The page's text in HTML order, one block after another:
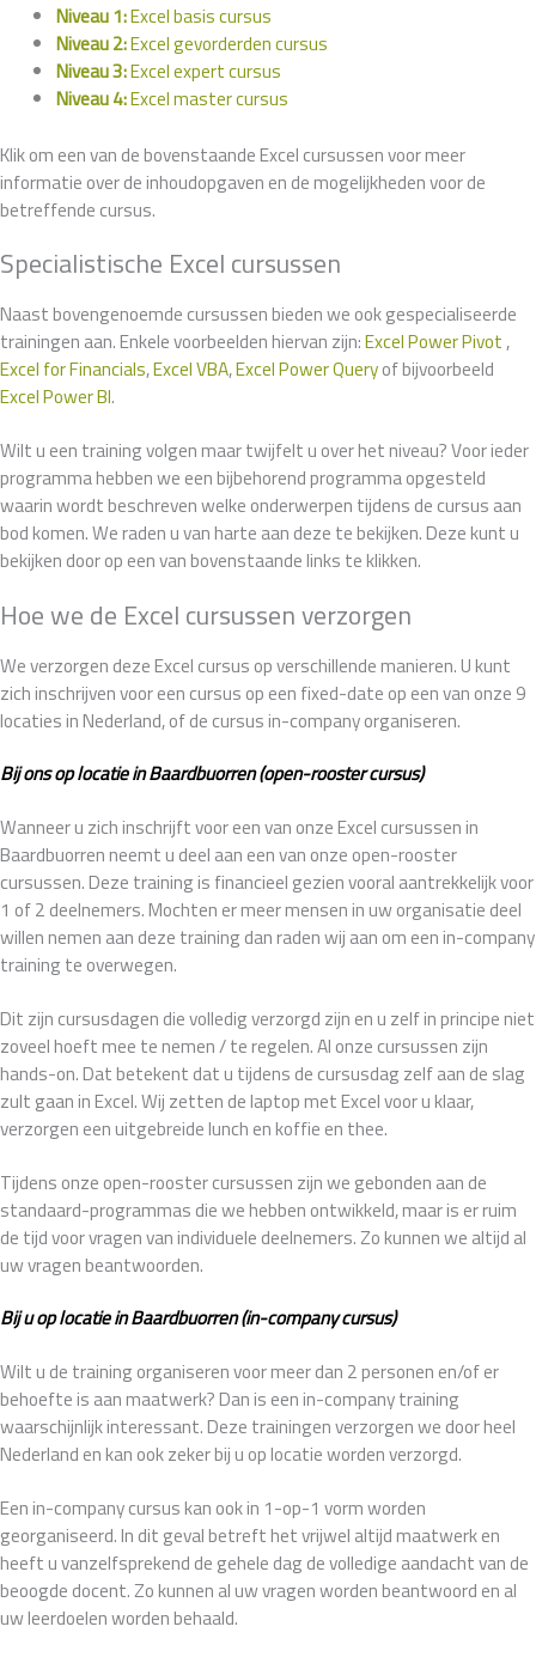
Niveau 1:Excel basis cursus
Niveau 2:Excel gevorderden cursus
Niveau 3:Excel expert cursus
Niveau 4:Excel master cursus
Klik om een van de bovenstaande Excel cursussen voor meer
informatie over de inhoudopgaven en de mogelijkheden voor de
betreffende cursus.
Specialistische Excel cursussen
Naast bovengenoemde cursussen bieden we ook gespecialiseerde
trainingen aan. Enkele voorbeelden hiervan zijn:Excel Power Pivot,
Excel for Financials,Excel VBA,Excel Power Queryof bijvoorbeeld
Excel Power BI.
Wilt u een training volgen maar twijfelt u over het niveau? Voor ieder
programma hebben we een bijbehorend programma opgesteld
waarin wordt beschreven welke onderwerpen tijdens de cursus aan
bod komen. We raden u van harte aan deze te bekijken. Deze kunt u
bekijken door op een van bovenstaande links te klikken.
Hoe we de Excel cursussen verzorgen
We verzorgen deze Excel cursus op verschillende manieren. U kunt
zich inschrijven voor een cursus op een fixed-date op een van onze 9
locaties in Nederland, of de cursus in-company organiseren.
Bij ons op locatie in Baardbuorren (open-rooster cursus)
Wanneer u zich inschrijft voor een van onze Excel cursussen in
Baardbuorren neemt u deel aan een van onze open-rooster
cursussen. Deze training is financieel gezien vooral aantrekkelijk voor
1 of 2 deelnemers. Mochten er meer mensen in uw organisatie deel
willen nemen aan deze training dan raden wij aan om een in-company
training te overwegen.
Dit zijn cursusdagen die volledig verzorgd zijn en u zelf in principe niet
zoveel hoeft mee te nemen / te regelen. Al onze cursussen zijn
hands-on. Dat betekent dat u tijdens de cursusdag zelf aan de slag
zult gaan in Excel. Wij zetten de laptop met Excel voor u klaar,
verzorgen een uitgebreide lunch en koffie en thee.
Tijdens onze open-rooster cursussen zijn we gebonden aan de
standaard-programmas die we hebben ontwikkeld, maar is er ruim
de tijd voor vragen van individuele deelnemers. Zo kunnen we altijd al
uw vragen beantwoorden.
Bij u op locatie in Baardbuorren (in-company cursus)
Wilt u de training organiseren voor meer dan 2 personen en/of er
behoefte is aan maatwerk? Dan is een in-company training
waarschijnlijk interessant. Deze trainingen verzorgen we door heel
Nederland en kan ook zeker bij u op locatie worden verzorgd.
Een in-company cursus kan ook in 1-op-1 vorm worden
georganiseerd. In dit geval betreft het vrijwel altijd maatwerk en
heeft u vanzelfsprekend de gehele dag de volledige aandacht van de
beoogde docent. Zo kunnen al uw vragen worden beantwoord en al
uw leerdoelen worden behaald.